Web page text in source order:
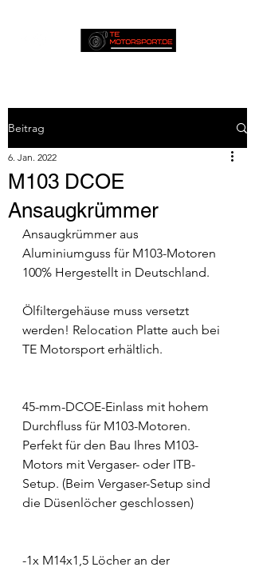
Beitrag
M103 DCOE
Ansaugkrümmer
6. Jan. 2022
Ansaugkrümmer aus
Aluminiumguss für M103-Motoren
100% Hergestellt in Deutschland.
Ölfiltergehäuse muss versetzt
werden! Relocation Platte auch bei
TE Motorsport erhältlich.
45-mm-DCOE-Einlass mit hohem
Durchfluss für M103-Motoren.
Perfekt für den Bau Ihres M103-
Motors mit Vergaser- oder ITB-
Setup. (Beim Vergaser-Setup sind
die Düsenlöcher geschlossen)
-1x M14x1,5 Löcher an der